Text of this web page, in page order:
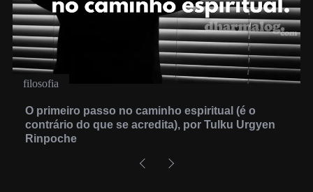
filosofia
O primeiro passo no caminho espiritual (é o
contrário do que se acredita), por Tulku Urgyen
Rinpoche